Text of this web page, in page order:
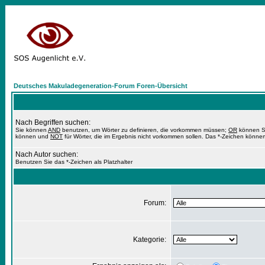
Deutsches Makuladegeneration-Forum Foren-Übersicht
Nach Begriffen suchen:
Sie können AND benutzen, um Wörter zu definieren, die vorkommen müssen; OR können
können und NOT für Wörter, die im Ergebnis nicht vorkommen sollen. Das *-Zeichen
Nach Autor suchen:
Benutzen Sie das *-Zeichen als Platzhalter
Forum:
Kategorie: